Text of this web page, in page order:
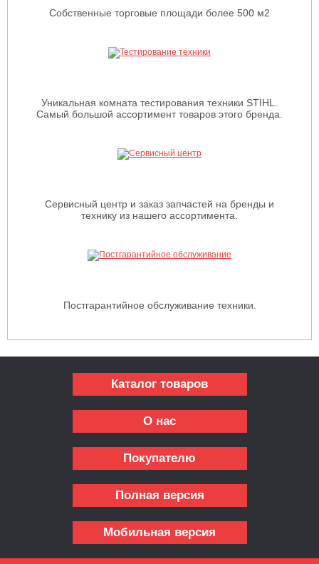
Собственные торговые площади более 500 м2
Уникальная комната тестирования техники STIHL.
Самый большой ассортимент товаров этого бренда.
Сервисный центр и заказ запчастей на бренды и
технику из нашего ассортимента.
Постгарантийное обслуживание техники.
Каталог товаров
О нас
Покупателю
Полная версия
Мобильная версия